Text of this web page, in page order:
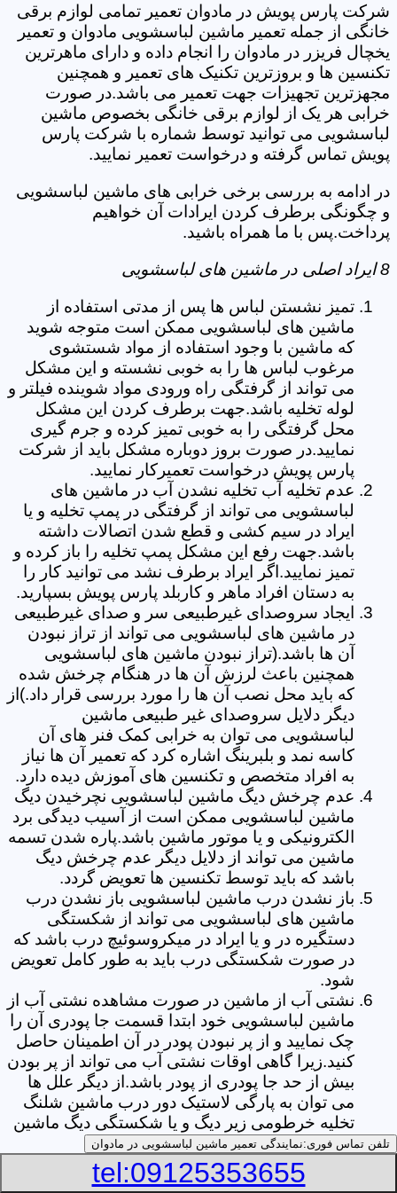
شرکت پارس پویش در مادوان تعمیر تمامی لوازم برقی
خانگی از جمله تعمیر ماشین لباسشویی مادوان و تعمیر
یخچال فریزر در مادوان را انجام داده و دارای ماهرترین
تکنسین ها و بروزترین تکنیک های تعمیر و همچنین
مجهزترین تجهیزات جهت تعمیر می باشد.در صورت
خرابی هر یک از لوازم برقی خانگی بخصوص ماشین
لباسشویی می توانید توسط شماره با شرکت پارس
پویش تماس گرفته و درخواست تعمیر نمایید.
در ادامه به بررسی برخی خرابی های ماشین لباسشویی
و چگونگی برطرف کردن ایرادات آن خواهیم
پرداخت.پس با ما همراه باشید.
8 ایراد اصلی در ماشین های لباسشویی
تمیز نشستن لباس ها پس از مدتی استفاده از
ماشین های لباسشویی ممکن است متوجه شوید
که ماشین با وجود استفاده از مواد شستشوی
مرغوب لباس ها را به خوبی نشسته و این مشکل
می تواند از گرفتگی راه ورودی مواد شوینده فیلتر و
لوله تخلیه باشد.جهت برطرف کردن این مشکل
محل گرفتگی را به خوبی تمیز کرده و جرم گیری
نمایید.در صورت بروز دوباره مشکل باید از شرکت
پارس پویش درخواست تعمیرکار نمایید.
عدم تخلیه آب تخلیه نشدن آب در ماشین های
لباسشویی می تواند از گرفتگی در پمپ تخلیه و یا
ایراد در سیم کشی و قطع شدن اتصالات داشته
باشد.جهت رفع این مشکل پمپ تخلیه را باز کرده و
تمیز نمایید.اگر ایراد برطرف نشد می توانید کار را
به دستان افراد ماهر و کاربلد پارس پویش بسپارید.
ایجاد سروصدای غیرطبیعی سر و صدای غیرطبیعی
در ماشین های لباسشویی می تواند از تراز نبودن
آن ها باشد.(تراز نبودن ماشین های لباسشویی
همچنین باعث لرزش آن ها در هنگام چرخش شده
که باید محل نصب آن ها را مورد بررسی قرار داد.)از
دیگر دلایل سروصدای غیر طبیعی ماشین
لباسشویی می توان به خرابی کمک فنر های آن
کاسه نمد و بلبرینگ اشاره کرد که تعمیر آن ها نیاز
به افراد متخصص و تکنسین های آموزش دیده دارد.
عدم چرخش دیگ ماشین لباسشویی نچرخیدن دیگ
ماشین لباسشویی ممکن است از آسیب دیدگی برد
الکترونیکی و یا موتور ماشین باشد.پاره شدن تسمه
ماشین می تواند از دلایل دیگر عدم چرخش دیگ
باشد که باید توسط تکنسین ها تعویض گردد.
باز نشدن درب ماشین لباسشویی باز نشدن درب
ماشین های لباسشویی می تواند از شکستگی
دستگیره در و یا ایراد در میکروسوئیچ درب باشد که
در صورت شکستگی درب باید به طور کامل تعویض
شود.
نشتی آب از ماشین در صورت مشاهده نشتی آب از
ماشین لباسشویی خود ابتدا قسمت جا پودری آن را
چک نمایید و از پر نبودن پودر در آن اطمینان حاصل
کنید.زیرا گاهی اوقات نشتی آب می تواند از پر بودن
بیش از حد جا پودری از پودر باشد.از دیگر علل ها
می توان به پارگی لاستیک دور درب ماشین شلنگ
تخلیه خرطومی زیر دیگ و یا شکستگی دیگ ماشین
های لباسشویی اشاره کرد.
خشک نکردن لباس ها یکی از بیشترین علل های
خشک نکردن لباس ها توسط ماشین های
تلفن تماس فوری:نمایندگی تعمیر ماشین لباسشویی در مادوان
tel:09125353655